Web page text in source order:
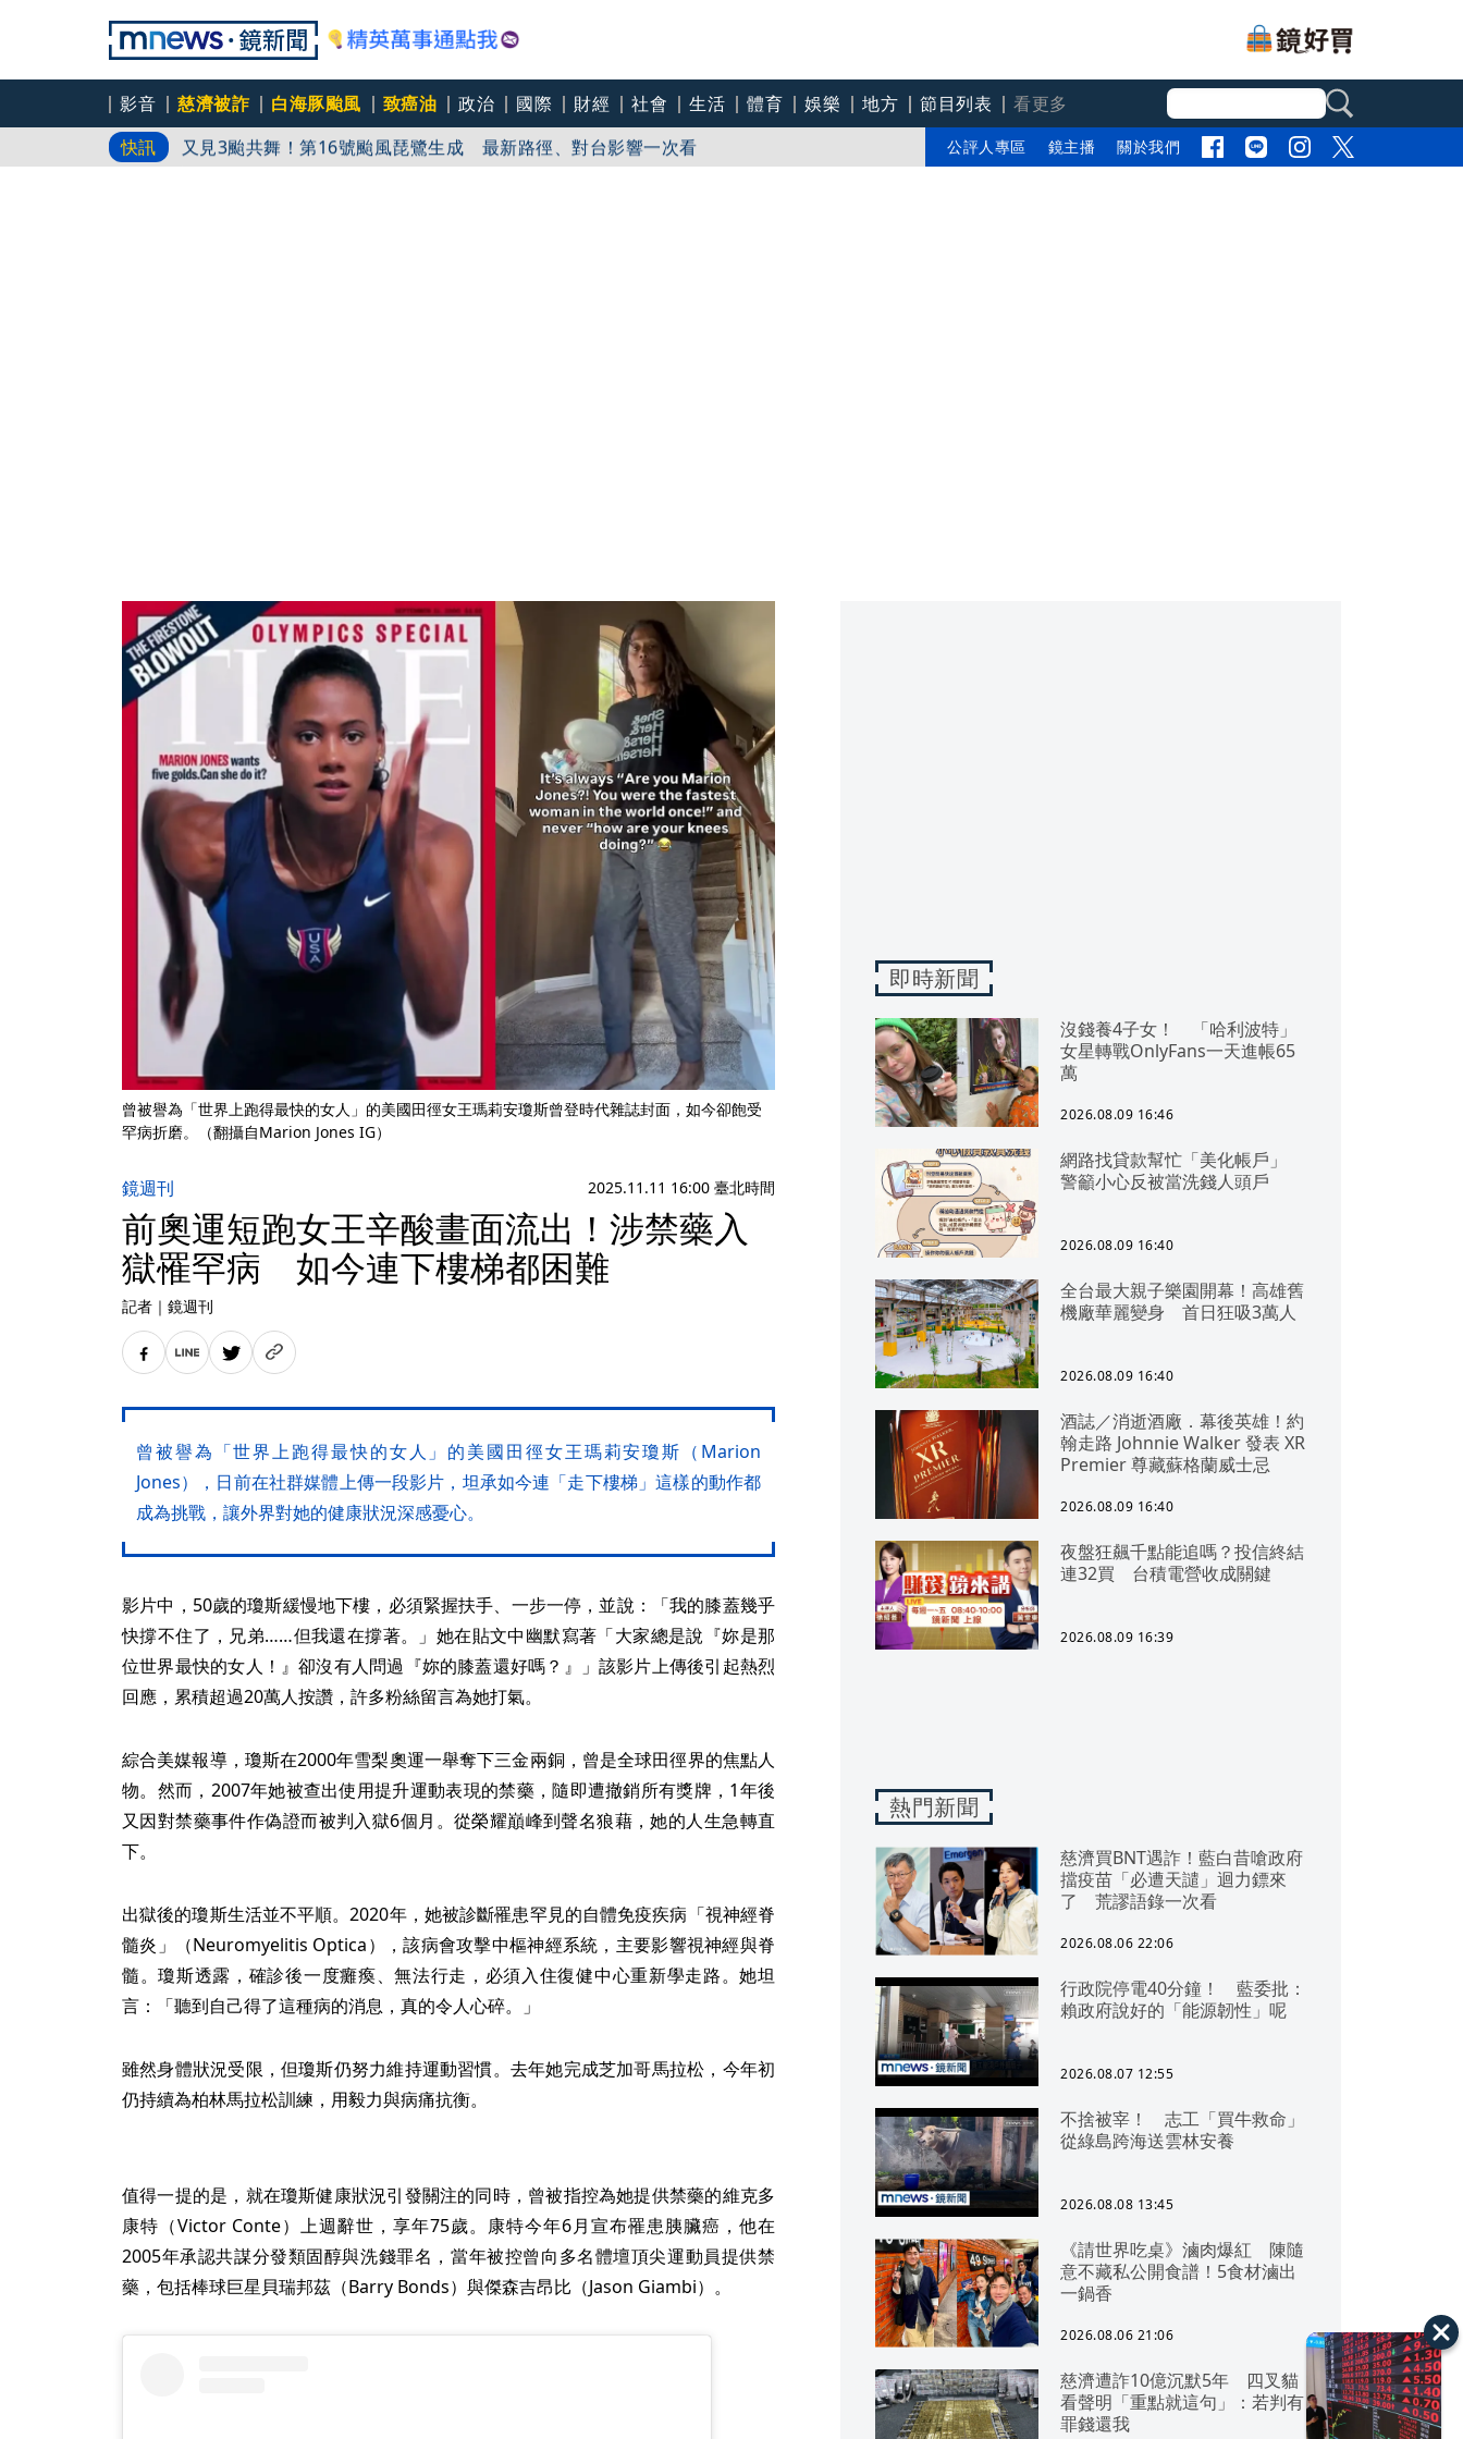
影音 慈濟被詐 白海豚颱風 致癌油 政治 國際 財經 社會 生活 體育 娛樂 地方 節目列表
看更多
快訊
夜盤狂飆千點能追嗎？投信終結連32買 台積電營收成關鍵
又見3颱共舞！第16號颱風琵鷺生成 最新路徑、對台影響一次看
公評人專區 鏡主播 關於我們
曾被譽為「世界上跑得最快的女人」的美國田徑女王瑪莉安瓊斯曾登時代雜誌封面，如今卻飽受
罕病折磨。（翻攝自Marion Jones IG）
鏡週刊 2025.11.11 16:00 臺北時間
前奧運短跑女王辛酸畫面流出！涉禁藥入
獄罹罕病 如今連下樓梯都困難
記者 ｜ 鏡週刊
曾被譽為「世界上跑得最快的女人」的美國田徑女王瑪莉安瓊斯（Marion
Jones），日前在社群媒體上傳一段影片，坦承如今連「走下樓梯」這樣的動作都
成為挑戰，讓外界對她的健康狀況深感憂心。
影片中，50歲的瓊斯緩慢地下樓，必須緊握扶手、一步一停，並說：「我的膝蓋幾乎
快撐不住了，兄弟……但我還在撐著。」她在貼文中幽默寫著「大家總是說『妳是那
位世界最快的女人！』卻沒有人問過『妳的膝蓋還好嗎？』」該影片上傳後引起熱烈
回應，累積超過20萬人按讚，許多粉絲留言為她打氣。
綜合美媒報導，瓊斯在2000年雪梨奧運一舉奪下三金兩銅，曾是全球田徑界的焦點人
物。然而，2007年她被查出使用提升運動表現的禁藥，隨即遭撤銷所有獎牌，1年後
又因對禁藥事件作偽證而被判入獄6個月。從榮耀巔峰到聲名狼藉，她的人生急轉直
下。
出獄後的瓊斯生活並不平順。2020年，她被診斷罹患罕見的自體免疫疾病「視神經脊
髓炎」（Neuromyelitis Optica），該病會攻擊中樞神經系統，主要影響視神經與脊
髓。瓊斯透露，確診後一度癱瘓、無法行走，必須入住復健中心重新學走路。她坦
言：「聽到自己得了這種病的消息，真的令人心碎。」
雖然身體狀況受限，但瓊斯仍努力維持運動習慣。去年她完成芝加哥馬拉松，今年初
仍持續為柏林馬拉松訓練，用毅力與病痛抗衡。
值得一提的是，就在瓊斯健康狀況引發關注的同時，曾被指控為她提供禁藥的維克多
康特（Victor Conte）上週辭世，享年75歲。康特今年6月宣布罹患胰臟癌，他在
2005年承認共謀分發類固醇與洗錢罪名，當年被控曾向多名體壇頂尖運動員提供禁
藥，包括棒球巨星貝瑞邦茲（Barry Bonds）與傑森吉昂比（Jason Giambi）。
即時新聞
沒錢養4子女！ 「哈利波特」
女星轉戰OnlyFans一天進帳65
萬
2026.08.09 16:46
網路找貸款幫忙「美化帳戶」
警籲小心反被當洗錢人頭戶
2026.08.09 16:40
全台最大親子樂園開幕！高雄舊
機廠華麗變身 首日狂吸3萬人
2026.08.09 16:40
酒誌／消逝酒廠．幕後英雄！約
翰走路 Johnnie Walker 發表 XR
Premier 尊藏蘇格蘭威士忌
2026.08.09 16:40
夜盤狂飆千點能追嗎？投信終結
連32買 台積電營收成關鍵
2026.08.09 16:39
熱門新聞
慈濟買BNT遇詐！藍白昔嗆政府
擋疫苗「必遭天譴」迴力鏢來
了 荒謬語錄一次看
2026.08.06 22:06
行政院停電40分鐘！ 藍委批：
賴政府說好的「能源韌性」呢
2026.08.07 12:55
不捨被宰！ 志工「買牛救命」
從綠島跨海送雲林安養
2026.08.08 13:45
《請世界吃桌》滷肉爆紅 陳隨
意不藏私公開食譜！5食材滷出
一鍋香
2026.08.06 21:06
慈濟遭詐10億沉默5年 四叉貓
看聲明「重點就這句」：若判有
罪錢還我